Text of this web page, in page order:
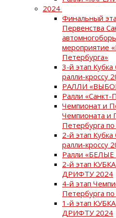
2024
Финальный
Первенства
мероприятие
Петербурга»
3-й этап
ралли-кроссу
РАЛЛИ
Ралли «Санкт-
Чемпионат и
Чемпионата и
Петербурга
2-й этап
ралли-кроссу
Ралли
2-й этап
ДРИФТУ 2024
4-й этап
Петербурга
1-й этап
ДРИФТУ 2024